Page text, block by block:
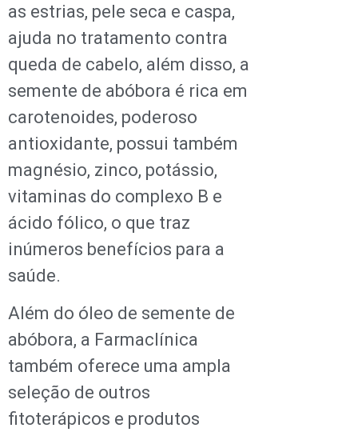
as estrias, pele seca e caspa,
ajuda no tratamento contra
queda de cabelo, além disso, a
semente de abóbora é rica em
carotenoides, poderoso
antioxidante, possui também
magnésio, zinco, potássio,
vitaminas do complexo B e
ácido fólico, o que traz
inúmeros benefícios para a
saúde.
Além do óleo de semente de
abóbora, a Farmaclínica
também oferece uma ampla
seleção de outros
fitoterápicos e produtos